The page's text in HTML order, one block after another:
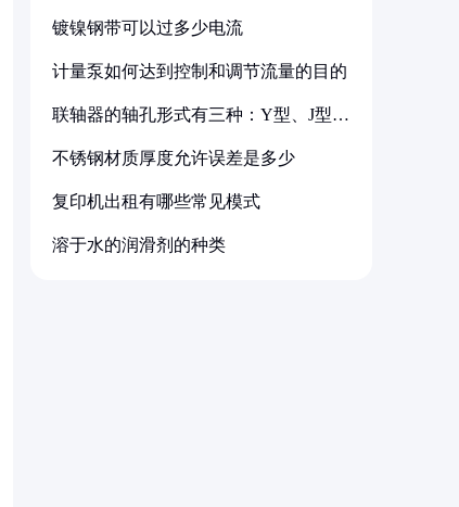
镀镍钢带可以过多少电流
计量泵如何达到控制和调节流量的目的
联轴器的轴孔形式有三种：Y型、J型、
不锈钢材质厚度允许误差是多少
复印机出租有哪些常见模式
溶于水的润滑剂的种类